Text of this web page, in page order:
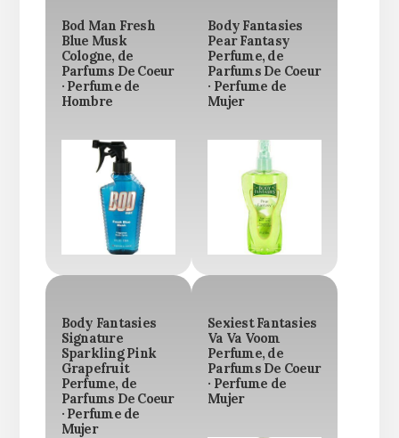
Bod Man Fresh
Blue Musk
Cologne, de
Parfums De Coeur
· Perfume de
Hombre
Body Fantasies
Pear Fantasy
Perfume, de
Parfums De Coeur
· Perfume de
Mujer
Body Fantasies
Signature
Sparkling Pink
Grapefruit
Perfume, de
Parfums De Coeur
· Perfume de
Mujer
Sexiest Fantasies
Va Va Voom
Perfume, de
Parfums De Coeur
· Perfume de
Mujer